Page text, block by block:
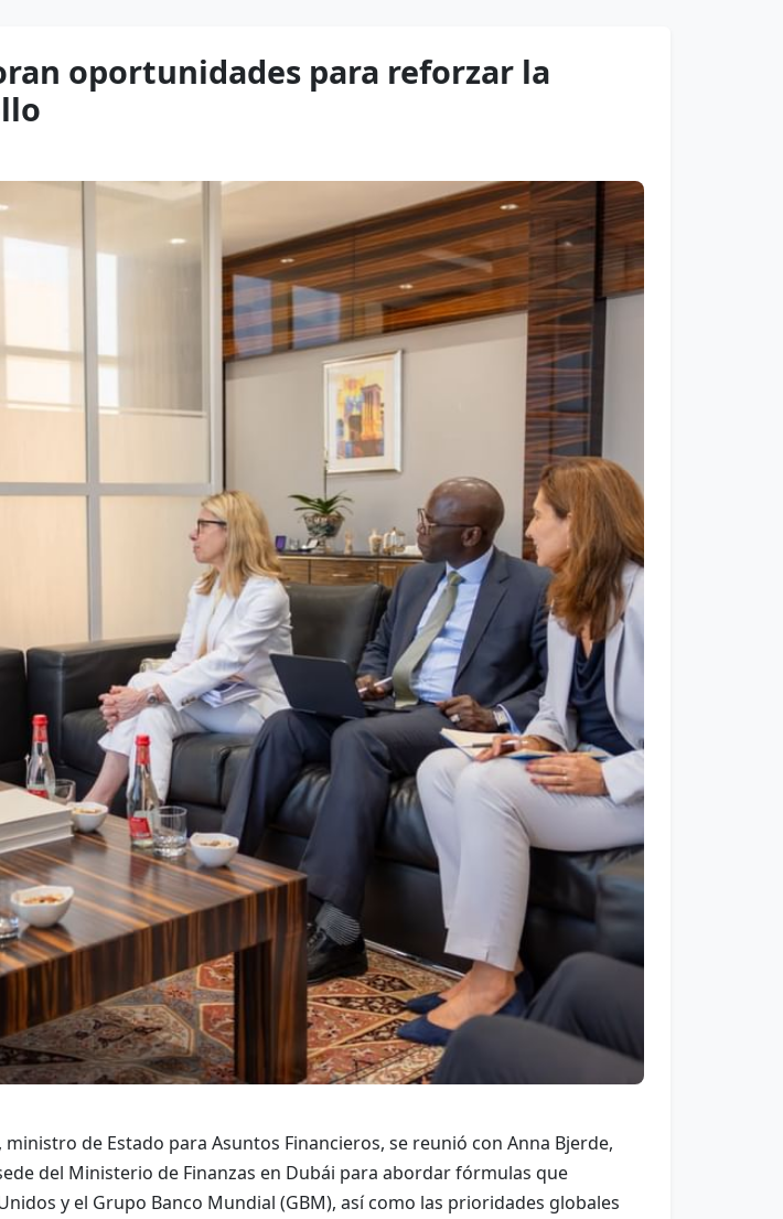
oportunidades para reforzar la
de Estado para Asuntos Financieros, se reunió con Anna Bjerde,
del Ministerio de Finanzas en Dubái para abordar fórmulas que
y el Grupo Banco Mundial (GBM), así como las prioridades globales